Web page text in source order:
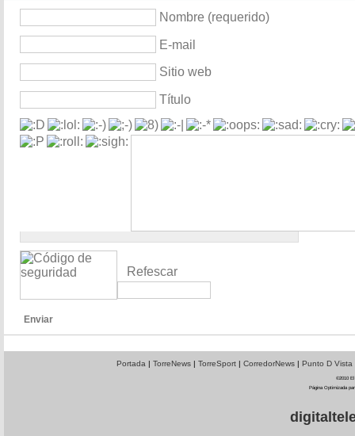
Nombre (requerido)
E-mail
Sitio web
Título
Refescar
Enviar
Portada | TorreNews| TorreSport| CorredorNews| Punto D Vista
©2010 El
Página Optimizada